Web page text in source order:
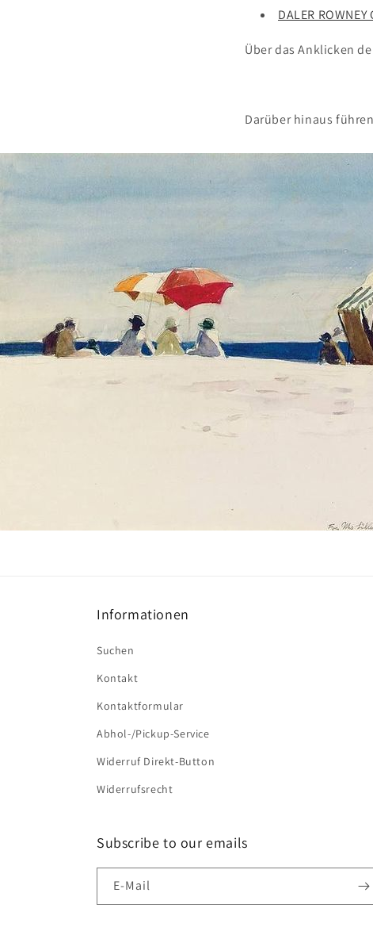
DALER
Über das Anklicken
Darüber hinaus
Informationen
Suchen
Kontakt
Kontaktformular
Abhol-/Pickup-Service
Widerruf Direkt-Button
Widerrufsrecht
Subscribe to our emails
E-Mail